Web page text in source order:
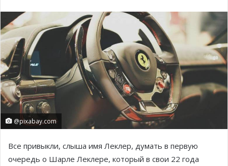
@pixabay.com
Все привыкли, слыша имя Леклер, думать в первую
очередь о Шарле Леклере, который в свои 22 года